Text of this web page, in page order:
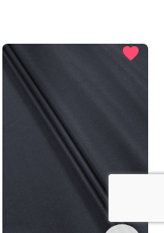
favorite